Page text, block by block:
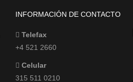
INFORMACIÓN DE CONTACTO
Telefax
+4 521 2660
Celular
315 511 0210